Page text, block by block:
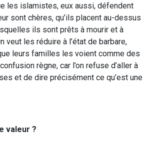
les islamistes, eux aussi, défendent
sont chères, qu’ils placent au-dessus
ils sont prêts à mourir et à
veut les réduire à l’état de barbare,
leurs familles les voient comme des
règne, car l’on refuse d’aller à
et de dire précisément ce qu’est une
valeur ?